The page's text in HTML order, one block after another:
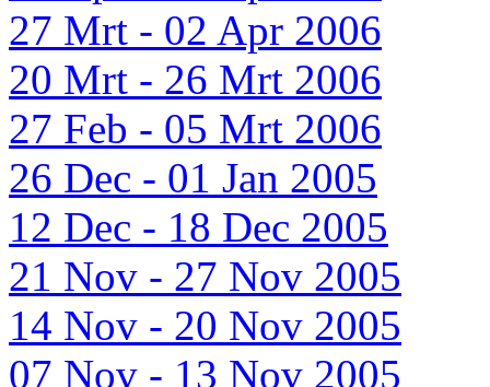
27 Mrt - 02 Apr 2006
20 Mrt - 26 Mrt 2006
27 Feb - 05 Mrt 2006
26 Dec - 01 Jan 2005
12 Dec - 18 Dec 2005
21 Nov - 27 Nov 2005
14 Nov - 20 Nov 2005
07 Nov - 13 Nov 2005